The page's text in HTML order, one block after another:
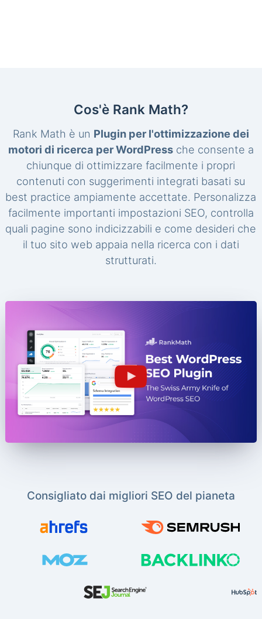
Cos'è Rank Math?
Rank Math è un Plugin per l'ottimizzazione dei
motori di ricerca per WordPressche consente a
chiunque di ottimizzare facilmente i propri
contenuti con suggerimenti integrati basati su
best practice ampiamente accettate. Personalizza
facilmente importanti impostazioni SEO, controlla
quali pagine sono indicizzabili e come desideri che
il tuo sito web appaia nella ricerca con i dati
strutturati.
Consigliato dai migliori SEO del pianeta